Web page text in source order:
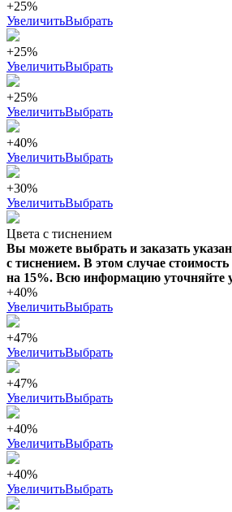
+25%
УвеличитьВыбрать
+25%
УвеличитьВыбрать
+25%
УвеличитьВыбрать
+40%
УвеличитьВыбрать
+30%
УвеличитьВыбрать
Цвета с тиснением
Вы можете выбрать и заказать
с тиснением. В этом случае
на 15%. Всю информацию уточняйте
+40%
УвеличитьВыбрать
+47%
УвеличитьВыбрать
+47%
УвеличитьВыбрать
+40%
УвеличитьВыбрать
+40%
УвеличитьВыбрать